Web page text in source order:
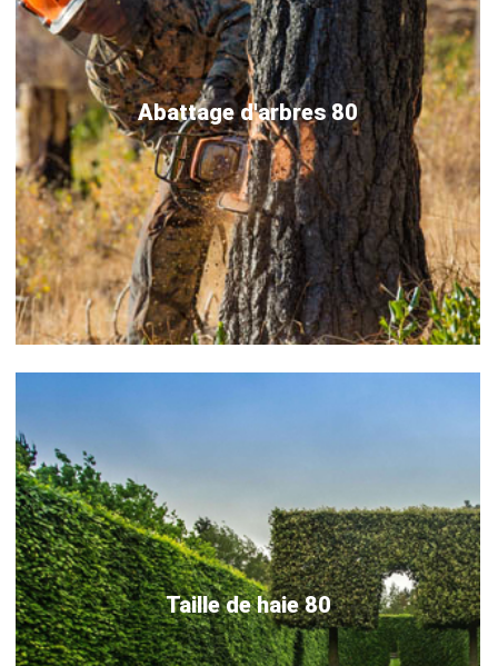
Abattage d'arbres 80
Taille de haie 80